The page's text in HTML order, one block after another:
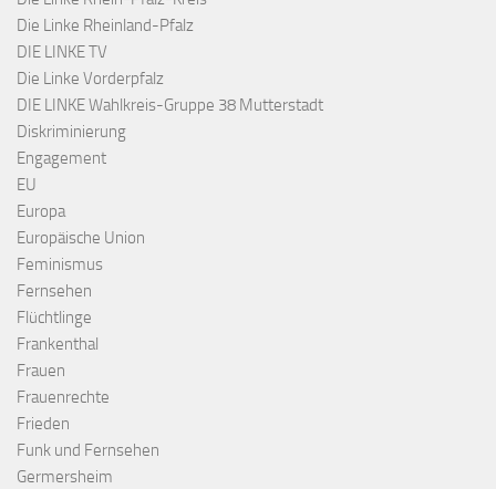
Die Linke Rheinland-Pfalz
DIE LINKE TV
Die Linke Vorderpfalz
DIE LINKE Wahlkreis-Gruppe 38 Mutterstadt
Diskriminierung
Engagement
EU
Europa
Europäische Union
Feminismus
Fernsehen
Flüchtlinge
Frankenthal
Frauen
Frauenrechte
Frieden
Funk und Fernsehen
Germersheim